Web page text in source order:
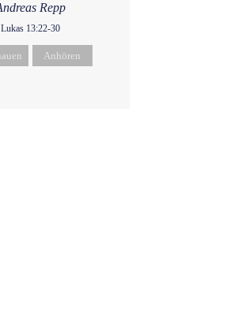
Repp
Lukas 13:22-30
Anhören